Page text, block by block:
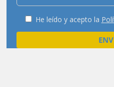
He leído y acepto la